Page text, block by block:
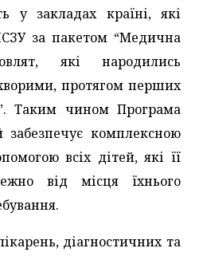
у закладах країні, які
за пакетом “Медична
які народились
протягом перших
Таким чином Програма
забезпечує комплексною
всіх дітей, які її
від місця їхнього
діагностичних та